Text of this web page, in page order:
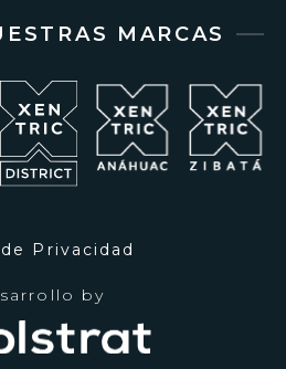
MARCAS
by
Privacidad